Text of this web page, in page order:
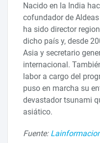
Nacido en la India
cofundador de
ha sido director
dicho país y, desde
Asia y secretario
internacional.
labor a cargo del
puso en marcha su
devastador tsunami
asiático.
Fuente: